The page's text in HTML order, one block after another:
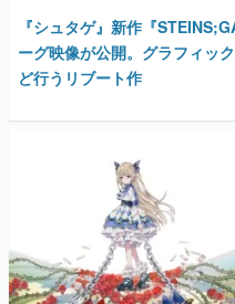
『シュタゲ』新作『
ーグ映像が公開。グラフィッ
ど行うリブート作